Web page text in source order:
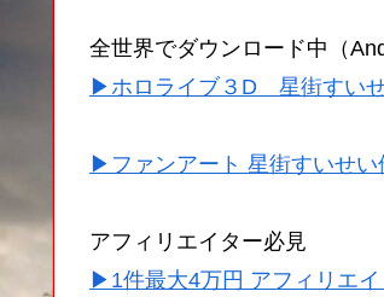
全世界でダウンロード中（
▶ホロライブ３D 星街すい
▶ファンアート 星街すいせ
アフィリエイター必見
▶1件最大4万円 アフィリエ